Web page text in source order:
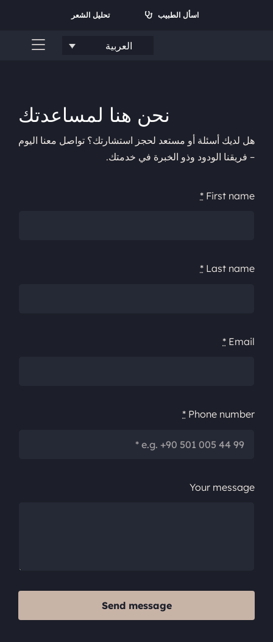
اسأل الطبيب تحليل الشعر
العربية
تبديل
الخدمات
نحن هنا لمساعدتك
هل لديك أسئلة أو مستعد لحجز استشارتك؟ تواصل معنا اليوم
– فريقنا الودود وذو الخبرة في خدمتك.
First name
*
Last name
*
Email
*
Phone number
*
Your message
Send message